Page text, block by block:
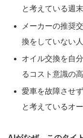
と考えている週
メーカーの推奨
換をしていない人
オイル交換を自
るコスト意識の
愛車を故障させ
と考えているオ